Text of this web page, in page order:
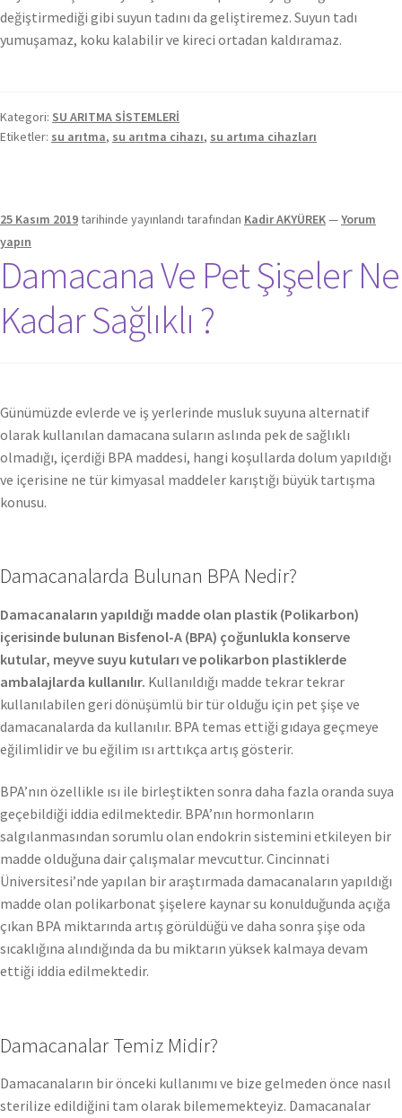
değiştirmediği gibi suyun tadını da geliştiremez. Suyun tadı
yumuşamaz, koku kalabilir ve kireci ortadan kaldıramaz.
Kategori: SU ARITMA SİSTEMLERİ
Etiketler: su arıtma, su arıtma cihazı, su artıma cihazları
25 Kasım 2019tarihinde yayınlandı tarafından Kadir AKYÜREK—Yorum
yapın
Damacana Ve Pet Şişeler Ne
Kadar Sağlıklı ?
Günümüzde evlerde ve iş yerlerinde musluk suyuna alternatif
olarak kullanılan damacana suların aslında pek de sağlıklı
olmadığı, içerdiği BPA maddesi, hangi koşullarda dolum yapıldığı
ve içerisine ne tür kimyasal maddeler karıştığı büyük tartışma
konusu.
Damacanalarda Bulunan BPA Nedir?
Damacanaların yapıldığı madde olan plastik (Polikarbon)
içerisinde bulunan Bisfenol-A (BPA) çoğunlukla konserve
kutular, meyve suyu kutuları ve polikarbon plastiklerde
ambalajlarda kullanılır. Kullanıldığı madde tekrar tekrar
kullanılabilen geri dönüşümlü bir tür olduğu için pet şişe ve
damacanalarda da kullanılır. BPA temas ettiği gıdaya geçmeye
eğilimlidir ve bu eğilim ısı arttıkça artış gösterir.
BPA’nın özellikle ısı ile birleştikten sonra daha fazla oranda suya
geçebildiği iddia edilmektedir. BPA’nın hormonların
salgılanmasından sorumlu olan endokrin sistemini etkileyen bir
madde olduğuna dair çalışmalar mevcuttur. Cincinnati
Üniversitesi’nde yapılan bir araştırmada damacanaların yapıldığı
madde olan polikarbonat şişelere kaynar su konulduğunda açığa
çıkan BPA miktarında artış görüldüğü ve daha sonra şişe oda
sıcaklığına alındığında da bu miktarın yüksek kalmaya devam
ettiği iddia edilmektedir.
Damacanalar Temiz Midir?
Damacanaların bir önceki kullanımı ve bize gelmeden önce nasıl
sterilize edildiğini tam olarak bilememekteyiz. Damacanalar